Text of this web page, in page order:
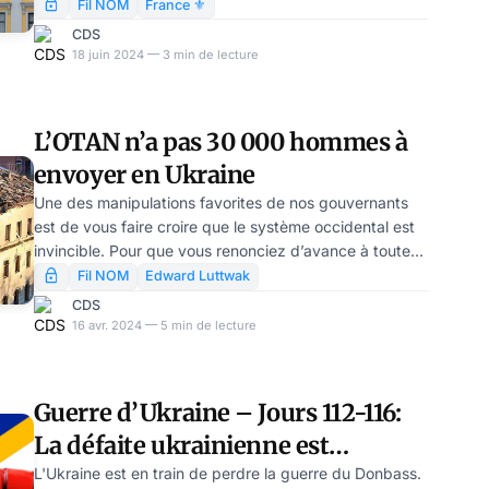
mercenaires ». Faute d’avoir obtenu un soutien à
l’envoi officiel de troupes en Ukraine, Emmanuel
Fil NOM
France ⚜️
CDS
18 juin 2024 — 3 min de lecture
L’OTAN n’a pas 30 000 hommes à
envoyer en Ukraine
Une des manipulations favorites de nos gouvernants
est de vous faire croire que le système occidental est
invincible. Pour que vous renonciez d’avance à toute
action d’opposition ou de résistance. Prenons
l’exemple de l’envoi de troupes de l’OTAN en Ukraine.
Les pays occidentaux sont – en particulier du fait du
seraient des cibles prioritaire
Fil NOM
Edward Luttwak
CDS
16 avr. 2024 — 5 min de lecture
Guerre d’Ukraine – Jours 112-116:
La défaite ukrainienne est
inéluctable (Première partie –
L'Ukraine est en train de perdre la guerre du Donbass.